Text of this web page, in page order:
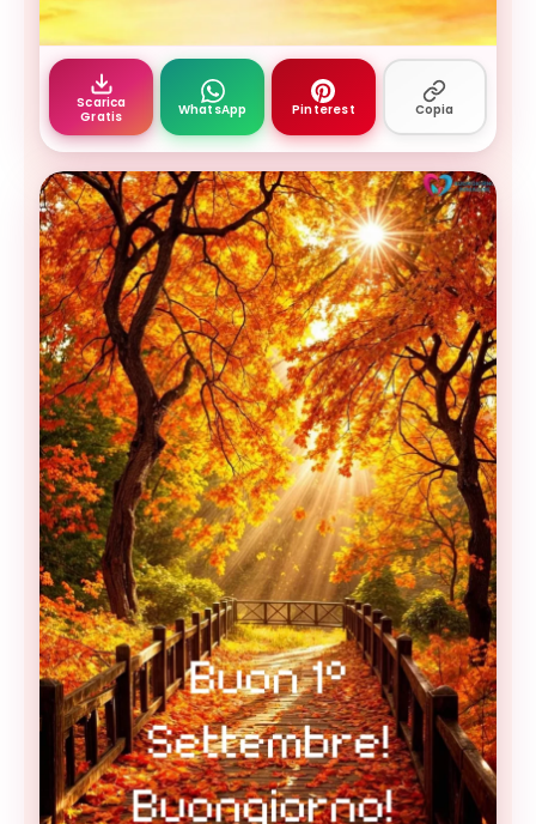
buongiorno settembre - cielo arancione dorato
Scarica
Gratis
WhatsApp Pinterest Copia